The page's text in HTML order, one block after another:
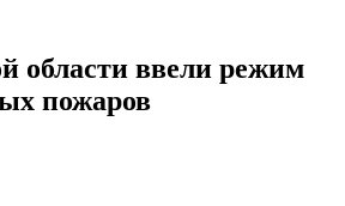
области ввели режим
пожаров